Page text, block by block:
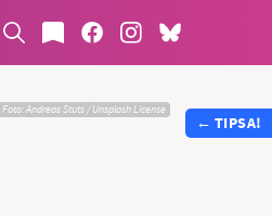
Foto:Andreas Stuts / Unsplash License
← TIPSA!